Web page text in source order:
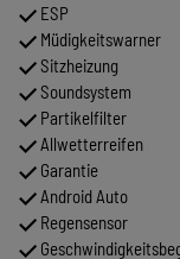
ESP
Müdigkeitswarner
Sitzheizung
Soundsystem
Partikelfilter
Allwetterreifen
Garantie
Android Auto
Regensensor